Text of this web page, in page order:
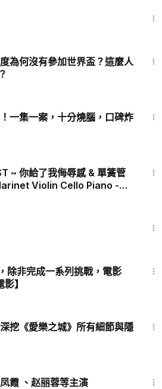
為何沒有參加世界盃？這麼人
一集一案，十分燒腦，口碑炸
~ 你給了我侮辱感 & 單簧管
Violin Cello Piano -
除非完成一系列挑戰，電影
】
挖《愛樂之城》所有細節與隱
霞 、赵丽蓉等主演